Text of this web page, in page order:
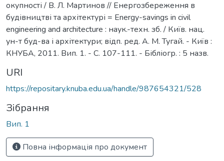
окупності / В. Л. Мартинов // Енергозбереження в
будівництві та архітектурі = Еnergy-savings in civil
engineering and architecture : наук.-техн. зб. / Київ. нац.
ун-т буд-ва і архітектури; відп. ред. А. М. Тугай. - Київ :
КНУБА, 2011. Вип. 1. - С. 107-111. - Бібліогр. : 5 назв.
URI
https://repositary.knuba.edu.ua/handle/987654321/528
Зібрання
Вип. 1
Повна інформація про документ